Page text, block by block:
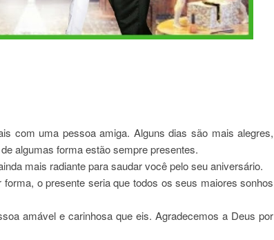
com uma pessoa amiga. Alguns dias são mais alegres,
algumas forma estão sempre presentes.
mais radiante para saudar você pelo seu aniversário.
o presente seria que todos os seus maiores sonhos
amável e carinhosa que eis. Agradecemos a Deus por